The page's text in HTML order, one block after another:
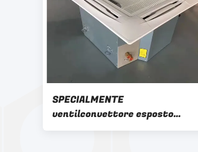
SPECIALMENTE
ventilconvettore esposto
dell'interno di FCU dell'unità di